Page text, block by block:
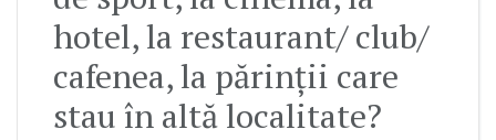
hotel, la restaurant/ club/
cafenea, la părinții care
stau în altă localitate?